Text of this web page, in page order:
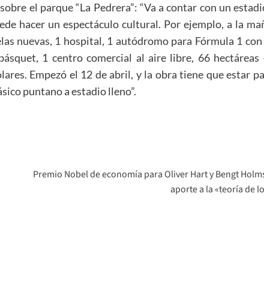
el parque “La Pedrera”: “Va a contar con un
hacer un espectáculo cultural. Por ejemplo, a la
nuevas, 1 hospital, 1 autódromo para Fórmula 1
1 centro comercial al aire libre, 66 hectáreas
Empezó el 12 de abril, y la obra tiene que estar
puntano a estadio lleno”.
Premio Nobel de economía para Oliver Hart y Bengt
aporte a la «teoría de